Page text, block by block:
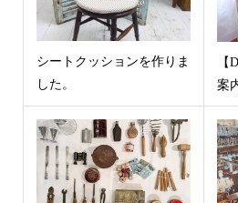
シートクッションを作りま
した。
案